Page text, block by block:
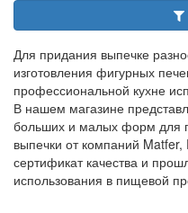
Для придания выпечке
изготовления фигурных
профессиональной кухне
В нашем магазине
больших и малых форм для
выпечки от компаний
сертификат качества и
использования в пищевой